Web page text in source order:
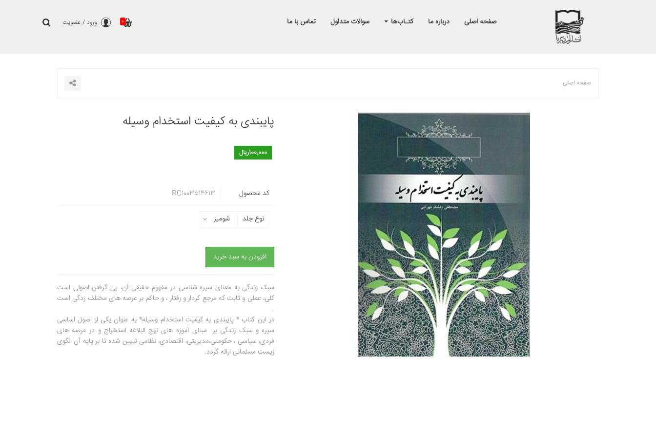
صفحه اصلی درباره ما کتـاب‌ها سوالات متداول تماس با ما 0 ورود / عضویت
صفحه اصلی
پایبندی به کیفیت استخدام وسیله
100,000ریال
کد محصول RC1003514613
نوع جلد شومیز
افزودن به سبد خرید
سبک زندگی به معنای سیره شناسی در مفهوم حقیقی آن، پی گرفتن اصولی است
کلی، عملی و ثابت که مرجع کردار و رفتار ، و حاکم بر عرصه های مختلف زدگی است
.
در این کتاب * پایبندی به کیفیت استخدام وسیله* به عنوان یکی از اصول اساسی
سیره و سبک زندگی بر مبنای آموزه های نهج البلاغه استخراج و در عرصه های
فردی، سیاسی ، حکومتی،مدیریتی، اقتصادی، نظامی تبیین شده تا بر پایه آن الگوی
زیست مسلمانی ارائه گردد.